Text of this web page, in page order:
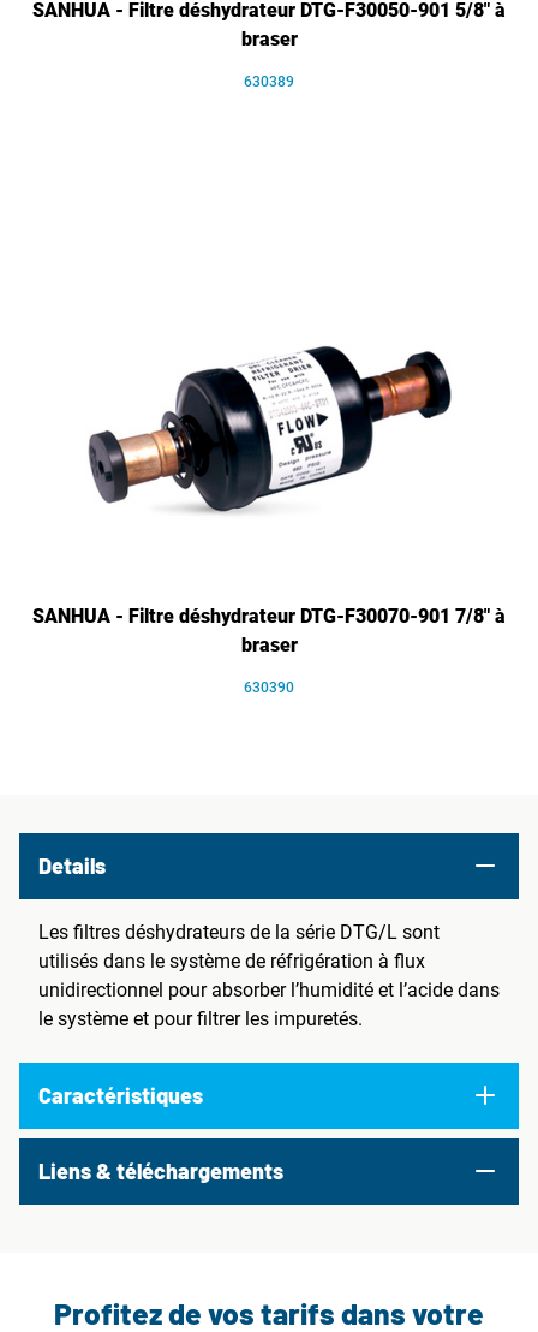
SANHUA - Filtre déshydrateur DTG-F30050-901 5/8" à
braser
630389
SANHUA - Filtre déshydrateur DTG-F30070-901 7/8" à
braser
630390
Details
Les filtres déshydrateurs de la série DTG/L sont
utilisés dans le système de réfrigération à flux
unidirectionnel pour absorber l’humidité et l’acide dans
le système et pour filtrer les impuretés.
Caractéristiques
Liens & téléchargements
Profitez de vos tarifs dans votre